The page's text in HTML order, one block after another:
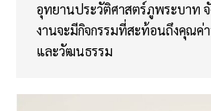
อุทยานประวัติศาสตร์ภูพระบาท
งานจะมีกิจกรรมที่สะท้อนถึงคุณค่
และวัฒนธรรม